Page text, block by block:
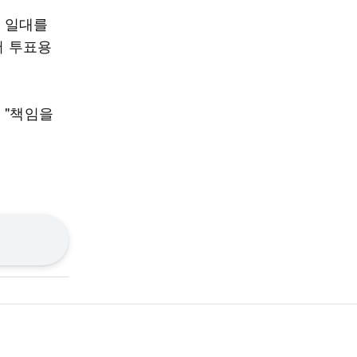
대를
투표용
책임을